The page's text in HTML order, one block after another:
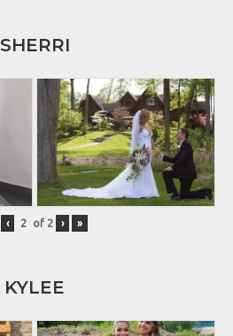
SHERRI
‹ of 2 › »
KYLEE